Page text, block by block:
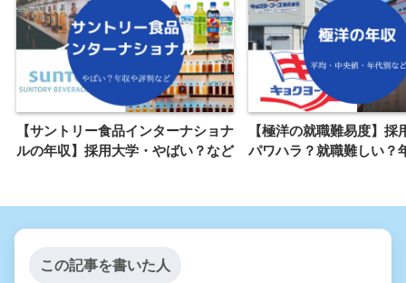
【サントリー食品インターナショナ
ルの年収】採用大学・やばい？など
【極洋の就職難易度】採
パワハラ？就職難しい？
この記事を書いた人